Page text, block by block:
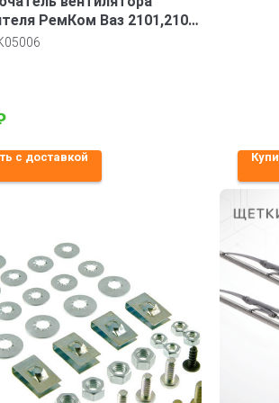
РемКом Ваз 2101,2103,
с доставкой